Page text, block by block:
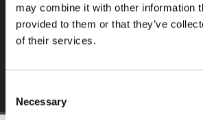
may combine it with other information
provided to them or that they’ve
of their services.
Selection
Necessary
Regístrate haciendo clic en el
contenido exclusivo